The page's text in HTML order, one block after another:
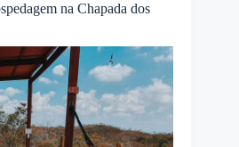
na Chapada dos